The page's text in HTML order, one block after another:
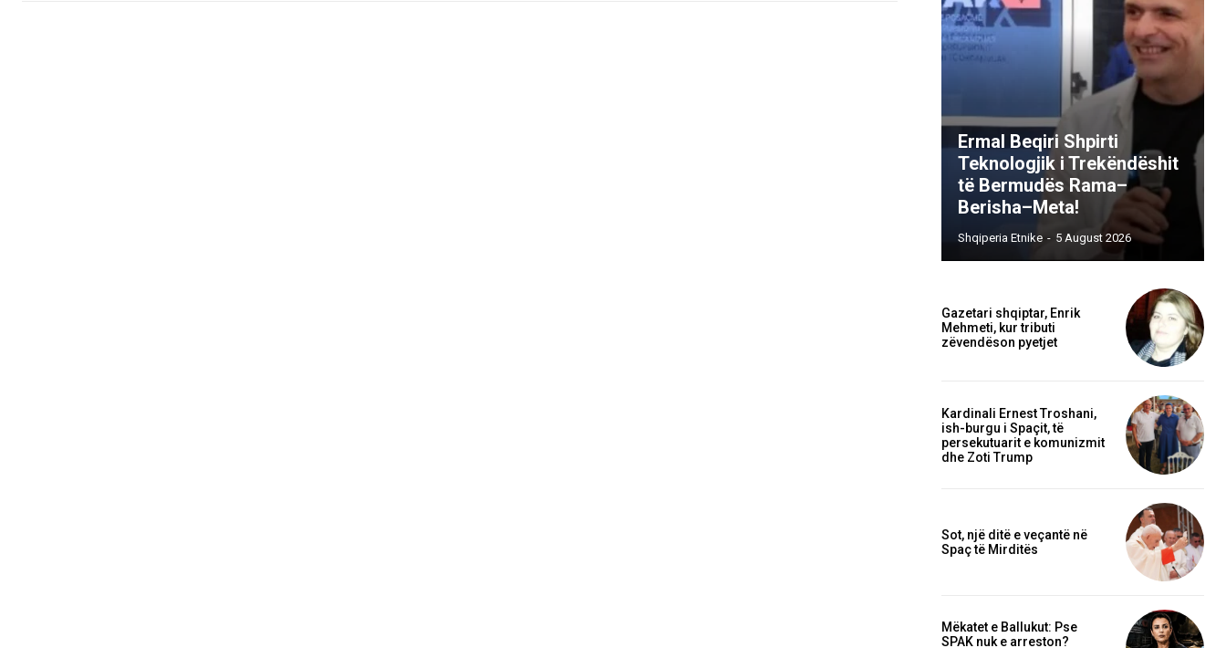
Ermal Beqiri Shpirti
Teknologjik i Trekëndëshit
të Bermudës Rama–
Berisha–Meta!
Shqiperia Etnike - 5 August 2026
Gazetari shqiptar, Enrik
Mehmeti, kur tributi
zëvendëson pyetjet
Kardinali Ernest Troshani,
ish-burgu i Spaçit, të
persekutuarit e komunizmit
dhe Zoti Trump
Sot, një ditë e veçantë në
Spaç të Mirditës
Mëkatet e Ballukut: Pse
SPAK nuk e arreston?